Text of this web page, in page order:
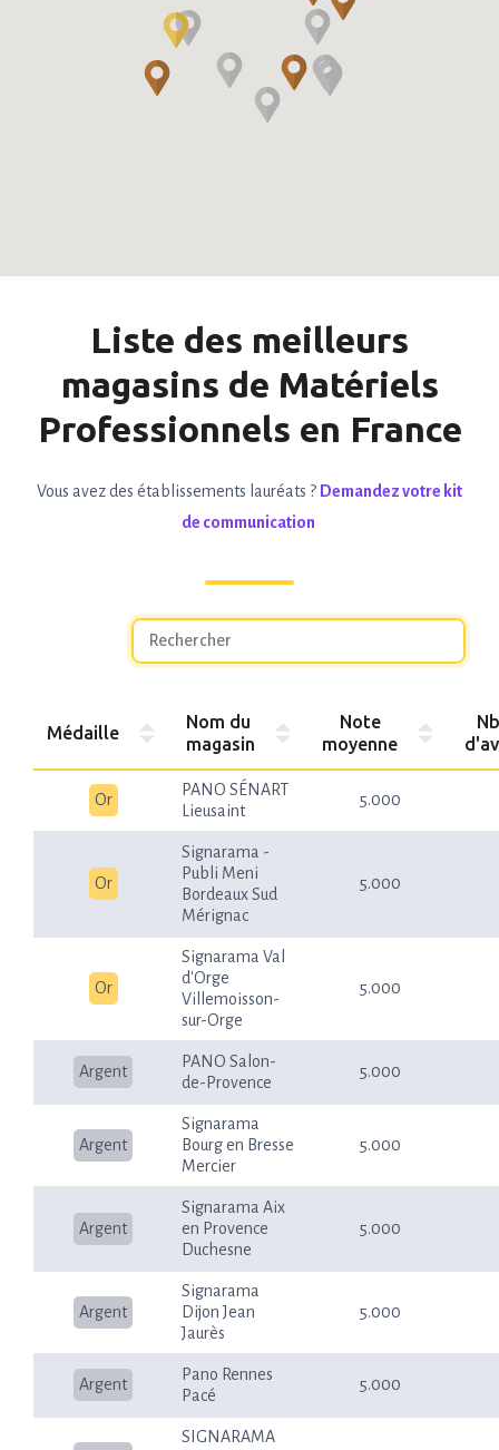
Liste des meilleurs
magasins de Matériels
Professionnels en France
Vous avez des établissements lauréats ? Demandez votre kit
de communication
Médaille
Nom du
magasin
Note
moyenne
Nb
Or
PANO SÉNART
Lieusaint
5.000
Or
Signarama -
Publi Meni
Bordeaux Sud
Mérignac
5.000
Or
Signarama Val
d'Orge
Villemoisson-
sur-Orge
5.000
Argent
PANO Salon-
de-Provence
5.000
Argent
Signarama
Bourg en Bresse
Mercier
5.000
Argent
Signarama Aix
en Provence
Duchesne
5.000
Argent
Signarama
Dijon Jean
Jaurès
5.000
Argent
Pano Rennes
Pacé
5.000
SIGNARAMA